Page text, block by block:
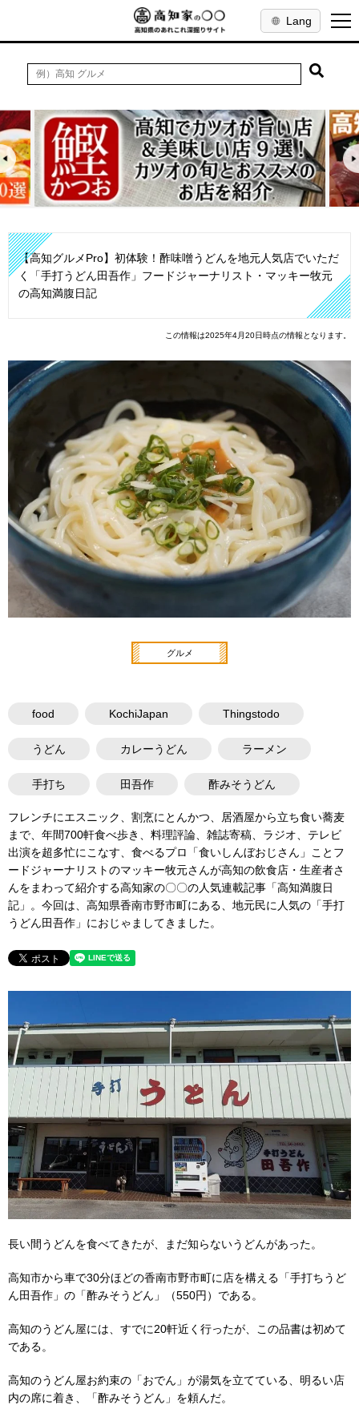
Lang
【高知グルメPro】初体験！酢味噌うどんを地元人気店でいただ
く「手打うどん田吾作」フードジャーナリスト・マッキー牧元
の高知満腹日記
この情報は2025年4月20日時点の情報となります。
グルメ
food KochiJapan Thingstodo
うどん カレーうどん ラーメン
手打ち 田吾作 酢みそうどん
フレンチにエスニック、割烹にとんかつ、居酒屋から立ち食い蕎麦
まで、年間700軒食べ歩き、料理評論、雑誌寄稿、ラジオ、テレビ
出演を超多忙にこなす、食べるプロ「食いしんぼおじさん」ことフ
ードジャーナリストのマッキー牧元さんが高知の飲食店・生産者さ
んをまわって紹介する高知家の〇〇の人気連載記事「高知満腹日
記」。今回は、高知県香南市野市町にある、地元民に人気の「手打
うどん田吾作」におじゃましてきました。
長い間うどんを食べてきたが、まだ知らないうどんがあった。
高知市から車で30分ほどの香南市野市町に店を構える「手打ちうど
ん田吾作」の「酢みそうどん」（550円）である。
高知のうどん屋には、すでに20軒近く行ったが、この品書は初めて
である。
高知のうどん屋お約束の「おでん」が湯気を立てている、明るい店
内の席に着き、「酢みそうどん」を頼んだ。